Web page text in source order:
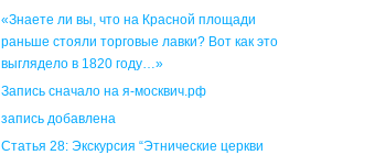
«Знаете ли вы, что на Красной площади
раньше стояли торговые лавки? Вот как это
выглядело в 1820 году…»
Запись сначало на я-москвич.рф
запись добавлена
Статья 28: Экскурсия “Этнические церкви